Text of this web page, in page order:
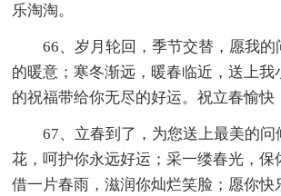
乐淘淘。
66、岁月轮回，季节交替，愿我的
的暖意；寒冬渐远，暖春临近，送上我
的祝福带给你无尽的好运。祝立春愉快
67、立春到了，为您送上最美的问
花，呵护你永远好运；采一缕春光，保
借一片春雨，滋润你灿烂笑脸；愿你快